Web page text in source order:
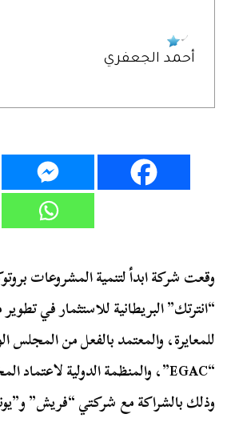
أحمد الجعفري
وقعت شركة ابدأ لتنمية المشروعات
“انترتك” البريطانية للاستثمار في
للمعايرة، والمعتمد بالفعل من المجلس
“EGAC”، والمنظمة الدولية لاعتماد المختبرات ”
وذلك بالشراكة مع شركتي “فريش”